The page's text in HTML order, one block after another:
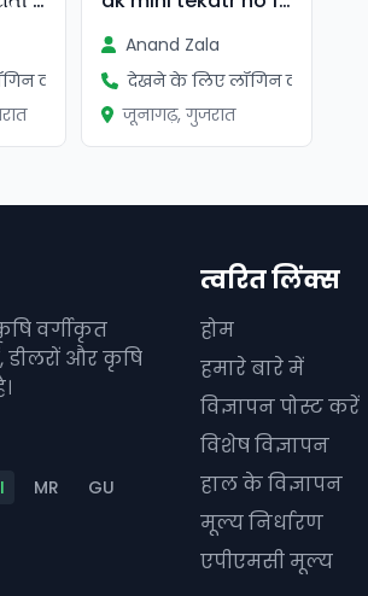
करें
Anand Zala
देखने के लिए लॉगिन करें
जूनागढ़, गुजरात
वर्गीकृत
डीलरों और कृषि
MR GU
त्वरित लिंक्स
होम
हमारे बारे में
विज्ञापन पोस्ट करें
विशेष विज्ञापन
हाल के विज्ञापन
मूल्य निर्धारण
एपीएमसी मूल्य